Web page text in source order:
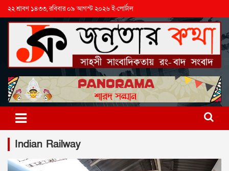
২২ শ্রাবণ ১৪৩৩, রবিবার ০৯ আগস্ট ২০২৬ ই-পোর্টাল
Indian Railway